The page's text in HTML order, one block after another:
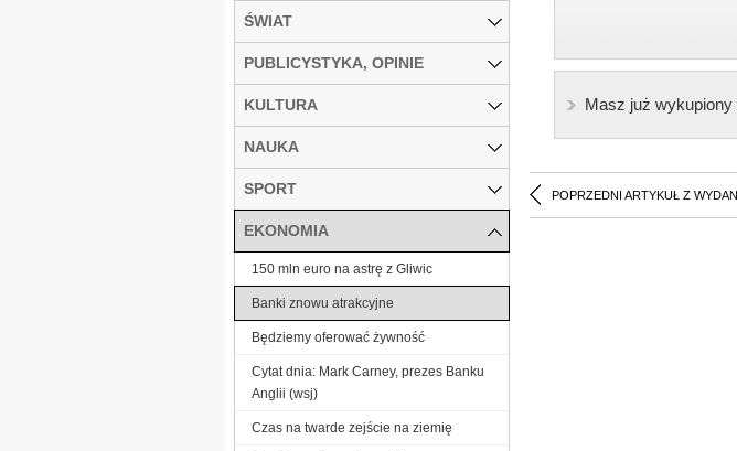
Masz już wykupiony
POPRZEDNI ARTYKUŁ Z
ŚWIAT
PUBLICYSTYKA, OPINIE
KULTURA
NAUKA
SPORT
EKONOMIA
150 mln euro na astrę z Gliwic
Banki znowu atrakcyjne
Będziemy oferować żywność
Cytat dnia: Mark Carney, prezes Banku
Anglii (wsj)
Czas na twarde zejście na ziemię